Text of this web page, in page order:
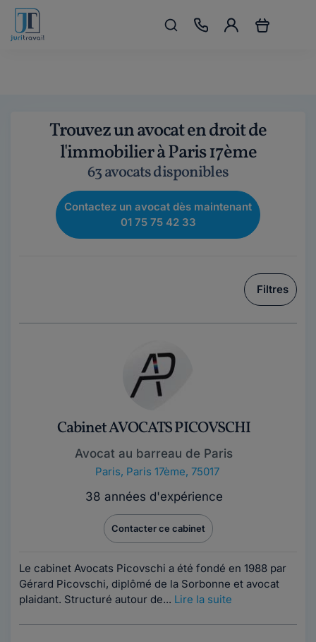
Trouvez un avocat en droit de
l'immobilier à Paris 17ème
63 avocats disponibles
Contactez un avocat dès maintenant
01 75 75 42 33
Filtres
Cabinet AVOCATS PICOVSCHI
Avocat au barreau de Paris
Paris, Paris 17ème, 75017
38 années d'expérience
Contacter ce cabinet
Le cabinet Avocats Picovschi a été fondé en 1988 par
Gérard Picovschi, diplômé de la Sorbonne et avocat
plaidant. Structuré autour de... Lire la suite